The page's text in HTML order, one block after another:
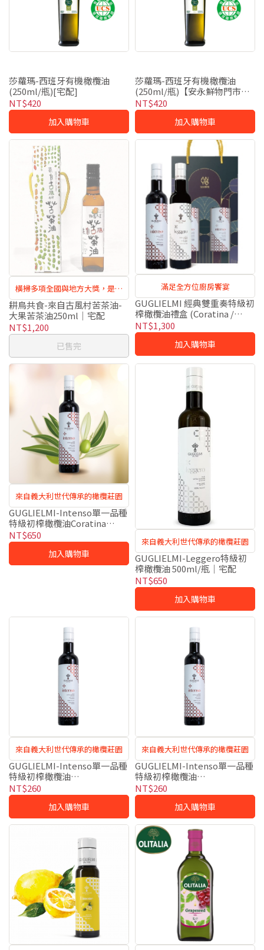
莎蘿瑪-西班牙有機橄欖油
(250ml/瓶)[宅配]
NT$420
加入購物車
莎蘿瑪-西班牙有機橄欖油
(250ml/瓶)【安永鮮物門市自
取】
NT$420
加入購物車
橫掃多項全國與地方大獎，是具
備國家級實力的指標性好油
耕鳥共食-來自古風村苦茶油-
大果苦茶油250ml｜宅配
NT$1,200
已售完
滿足全方位廚房饗宴
GUGLIELMI 經典雙重奏特級初
榨橄欖油禮盒 (Coratina /
Leggero 各 500ml)｜宅配
NT$1,300
加入購物車
來自義大利世代傳承的橄欖莊園
GUGLIELMI-Intenso單一品種
特級初榨橄欖油Coratina
500ml/瓶｜宅配
NT$650
加入購物車
來自義大利世代傳承的橄欖莊園
GUGLIELMI-Leggero特級初
榨橄欖油 500ml/瓶｜宅配
NT$650
加入購物車
來自義大利世代傳承的橄欖莊園
GUGLIELMI-Intenso單一品種
特級初榨橄欖油
Coratina(100ml/瓶)【安永鮮
物門市自取】
NT$260
加入購物車
來自義大利世代傳承的橄欖莊園
GUGLIELMI-Intenso單一品種
特級初榨橄欖油
Coratina(100ml/瓶)｜宅配
NT$260
加入購物車